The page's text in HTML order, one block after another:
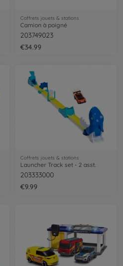
Coffrets jouets & stations
Camion à poigné
203749023
€34.99
Coffrets jouets & stations
Launcher Track set - 2 asst.
203333000
€9.99